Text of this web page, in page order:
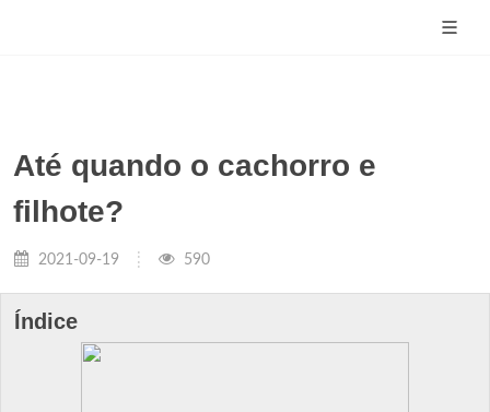
Até quando o cachorro e
filhote?
2021-09-19 590
Índice